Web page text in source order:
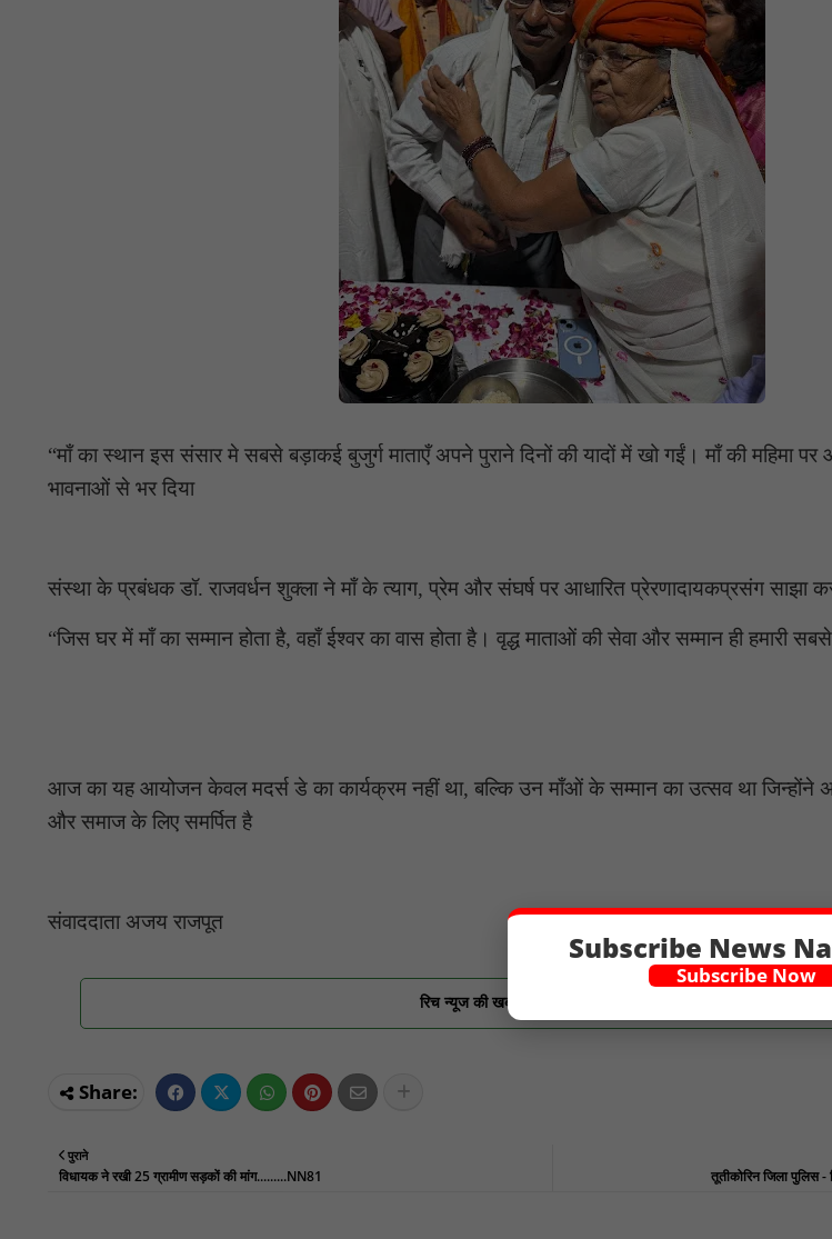
“माँ का स्थान इस संसार मे सबसे बड़ाकई बुजुर्ग माताएँ अपने पुराने दिनों की यादों में खो गईं। माँ की महिमा
भावनाओं से भर दिया
संस्था के प्रबंधक डॉ. राजवर्धन शुक्ला ने माँ के त्याग, प्रेम और संघर्ष पर आधारित प्रेरणादायकप्रसंग साझा
“जिस घर में माँ का सम्मान होता है, वहाँ ईश्वर का वास होता है। वृद्ध माताओं की सेवा और सम्मान ही हमारी
आज का यह आयोजन केवल मदर्स डे का कार्यक्रम नहीं था, बल्कि उन माँओं के सम्मान का उत्सव था जिन्होंने
और समाज के लिए समर्पित है
संवाददाता अजय राजपूत
रिच न्यूज की खबरें
तूतीकोरिन जिला पुलिस
पुराने
विधायक ने रखी 25 ग्रामीण सड़कों की मांग.........NN81
Subscribe News
Subscribe Now